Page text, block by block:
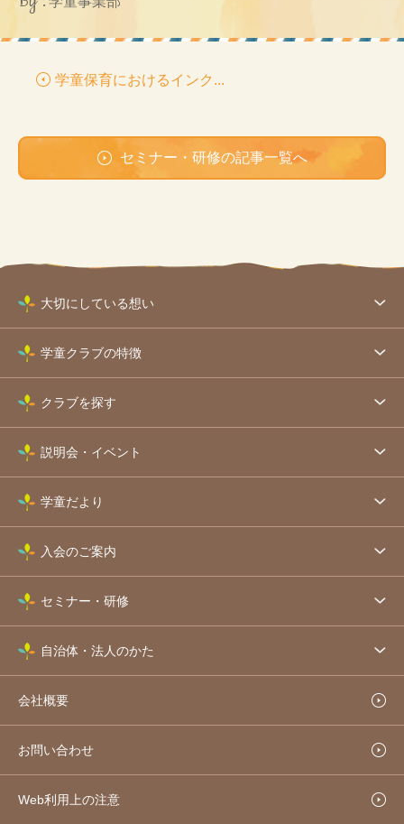
学童保育におけるインク...
セミナー・研修の記事一覧へ
大切にしている想い
学童クラブの特徴
クラブを探す
説明会・イベント
学童だより
入会のご案内
セミナー・研修
自治体・法人のかた
会社概要
お問い合わせ
Web利用上の注意